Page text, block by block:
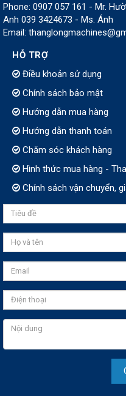
Phone: 0907 057 161 - Mr.
Anh 039 3424673 - Ms. Ánh
Email:
HỖ TRỢ
Điều khoản sử dụng
Chính sách bảo mật
Hướng dẫn mua hàng
Hướng dẫn thanh toán
Chăm sóc khách hàng
Hình thức mua hàng -
Chính sách vận chuyển,